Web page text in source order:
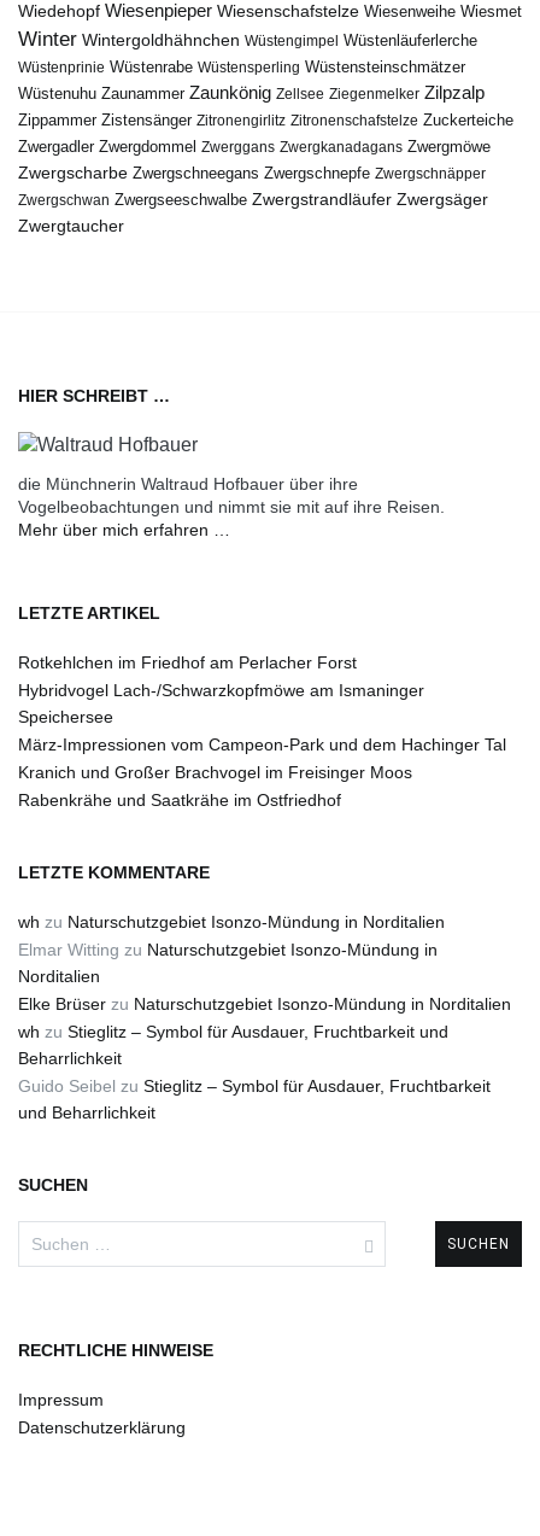
Wiedehopf Wiesenpieper Wiesenschafstelze Wiesenweihe Wiesmet
Winter Wintergoldhähnchen Wüstengimpel Wüstenläuferlerche
Wüstenprinie Wüstenrabe Wüstensperling Wüstensteinschmätzer
Wüstenuhu Zaunammer Zaunkönig Zellsee Ziegenmelker Zilpzalp
Zippammer Zistensänger Zitronengirlitz Zitronenschafstelze Zuckerteiche
Zwergadler Zwergdommel Zwerggans Zwergkanadagans Zwergmöwe
Zwergscharbe Zwergschneegans Zwergschnepfe Zwergschnäpper
Zwergschwan Zwergseeschwalbe Zwergstrandläufer Zwergsäger
Zwergtaucher
HIER SCHREIBT …
die Münchnerin Waltraud Hofbauer über ihre
Vogelbeobachtungen und nimmt sie mit auf ihre Reisen.
Mehr über mich erfahren …
LETZTE ARTIKEL
Rotkehlchen im Friedhof am Perlacher Forst
Hybridvogel Lach-/Schwarzkopfmöwe am Ismaninger
Speichersee
März-Impressionen vom Campeon-Park und dem Hachinger Tal
Kranich und Großer Brachvogel im Freisinger Moos
Rabenkrähe und Saatkrähe im Ostfriedhof
LETZTE KOMMENTARE
wh zu Naturschutzgebiet Isonzo-Mündung in Norditalien
Elmar Witting zu Naturschutzgebiet Isonzo-Mündung in
Norditalien
Elke Brüser zu Naturschutzgebiet Isonzo-Mündung in Norditalien
wh zu Stieglitz – Symbol für Ausdauer, Fruchtbarkeit und
Beharrlichkeit
Guido Seibel zu Stieglitz – Symbol für Ausdauer, Fruchtbarkeit
und Beharrlichkeit
SUCHEN
RECHTLICHE HINWEISE
Impressum
Datenschutzerklärung